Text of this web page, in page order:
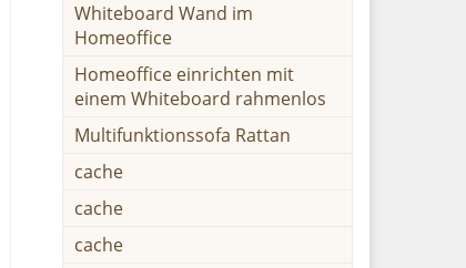
Whiteboard Wand im
Homeoffice
Homeoffice einrichten mit
einem Whiteboard rahmenlos
Multifunktionssofa Rattan
cache
cache
cache